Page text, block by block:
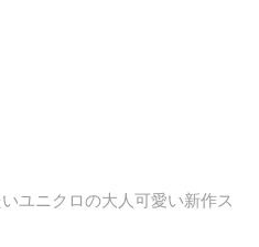
ユニクロの大人可愛い新作ス